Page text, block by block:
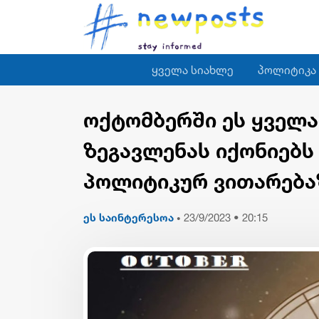
ყველა სიახლე პოლიტიკა
ოქტომბერში ეს
ზეგავლენას
პოლიტიკურ
ეს საინტერესოა • 23/9/2023 • 20:15